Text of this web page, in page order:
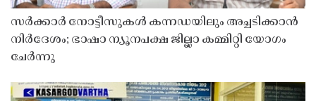
സർക്കാർ നോട്ടീസുകൾ കന്നഡയിലും അച്ചടിക്കാൻ
നിർദേശം; ഭാഷാ ന്യൂനപക്ഷ ജില്ലാ കമ്മിറ്റി യോഗം
ചേർന്നു